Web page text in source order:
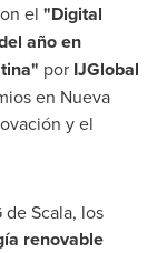
el "Digital
año en
por IJGlobal
en Nueva
y el
de Scala, los
renovable